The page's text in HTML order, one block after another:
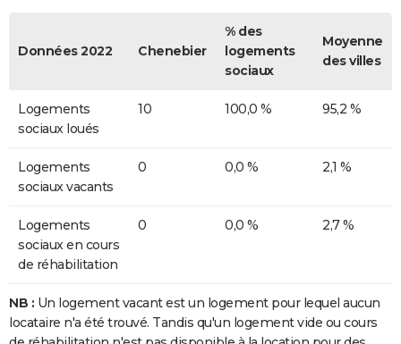
Données 2022 Chenebier
% des
logements
sociaux
Moyenne
des villes
Logements
sociaux loués
10 100,0 % 95,2 %
Logements
sociaux vacants
0 0,0 % 2,1 %
Logements
sociaux en cours
de réhabilitation
0 0,0 % 2,7 %
NB : Un logement vacant est un logement pour lequel aucun
locataire n'a été trouvé. Tandis qu'un logement vide ou cours